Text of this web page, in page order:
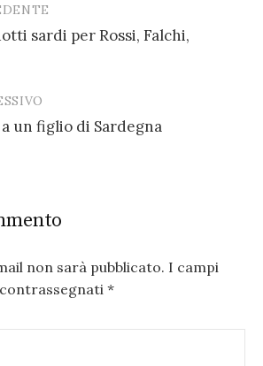
sardi per Rossi, Falchi,
un figlio di Sardegna
non sarà pubblicato. I campi
*